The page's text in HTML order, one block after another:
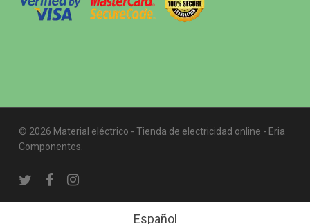
© 2026 Material eléctrico - Tienda de electricidad online - Eria
Componentes.
twitterfacebookinstagram
Español